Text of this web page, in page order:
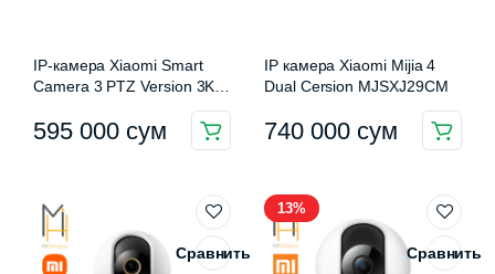
IP-камера Xiaomi Smart
Camera 3 PTZ Version 3K
(2960*1666) (MJSXJ15CM)
595 000 сум
IP камера Xiaomi Mijia 4
Dual Cersion MJSXJ29CM
740 000 сум
Сравнить
13%
Сравнить